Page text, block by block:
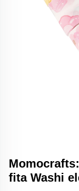
fita Washi